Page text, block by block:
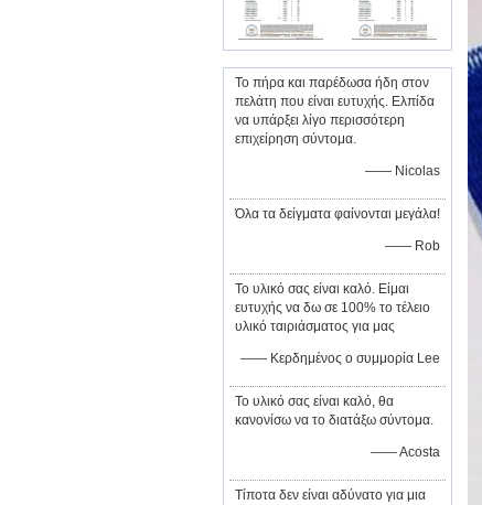
Το πήρα και παρέδωσα ήδη στον
πελάτη που είναι ευτυχής. Ελπίδα
να υπάρξει λίγο περισσότερη
επιχείρηση σύντομα.
—— Nicolas
Όλα τα δείγματα φαίνονται μεγάλα!
—— Rob
Το υλικό σας είναι καλό. Είμαι
ευτυχής να δω σε 100% το τέλειο
υλικό ταιριάσματος για μας
—— Κερδημένος ο συμμορία Lee
Το υλικό σας είναι καλό, θα
κανονίσω να το διατάξω σύντομα.
—— Acosta
Τίποτα δεν είναι αδύνατο για μια